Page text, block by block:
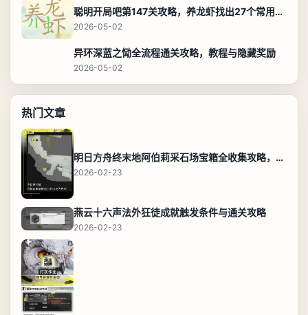
聪明开局吧第147关攻略，养龙虾找出27个常用字通关答案
2026-05-02
异环深蓝之恸全流程通关攻略，教程与隐藏奖励
2026-05-02
热门文章
明日方舟终末地阿伯莉采石场宝箱全收集攻略，全点位分布图与路线
2026-02-23
燕云十六声法外狂徒成就触发条件与通关攻略
2026-02-23